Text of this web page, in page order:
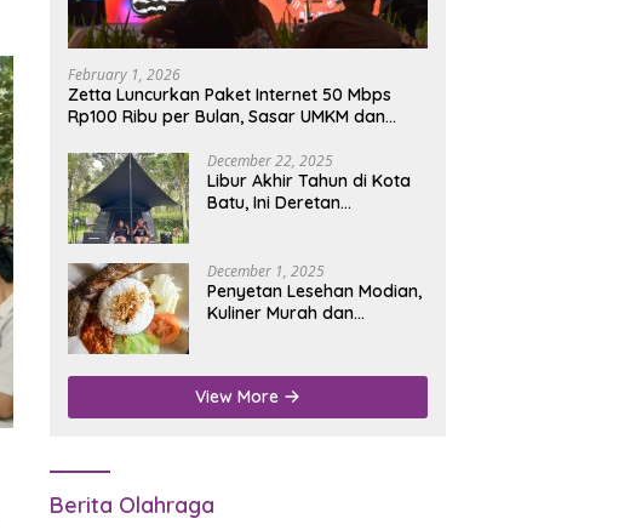
February 1, 2026
Zetta Luncurkan Paket Internet 50 Mbps
Rp100 Ribu per Bulan, Sasar UMKM dan
December 22, 2025
Libur Akhir Tahun di Kota
Batu, Ini Deretan
December 1, 2025
Penyetan Lesehan Modian,
Kuliner Murah dan
Nganjuk
View More
Berita Olahraga